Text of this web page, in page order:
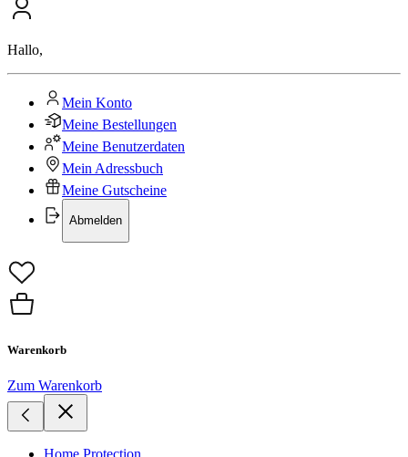
Hallo,
Mein Konto
Meine Bestellungen
Meine Benutzerdaten
Mein Adressbuch
Meine Gutscheine
Abmelden
Warenkorb
Zum Warenkorb
Home Protection